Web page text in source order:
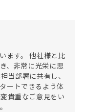
ます。 他社様と比
、非常に光栄に思
当部署に共有し、
ートできるよう体
貴重なご意見をい